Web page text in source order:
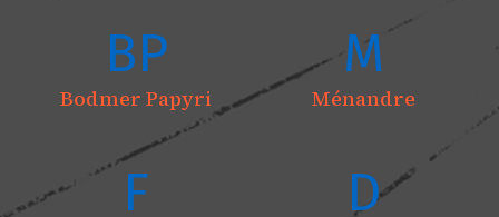
BP
Bodmer Papyri
M
Ménandre
F D